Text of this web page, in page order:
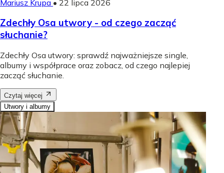
Mariusz Krupa • 22 lipca 2026
Zdechły Osa utwory - od czego zacząć
słuchanie?
Zdechły Osa utwory: sprawdź najważniejsze single,
albumy i współprace oraz zobacz, od czego najlepiej
zacząć słuchanie.
Czytaj więcej
Utwory i albumy